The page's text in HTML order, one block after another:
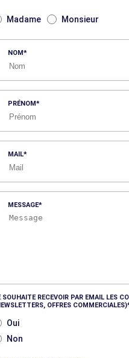
Madame Monsieur
NOM
PRÉNOM
MAIL
MESSAGE
SOUHAITE RECEVOIR PAR EMAIL LES
OFFRES COMMERCIALES)
Oui
Non